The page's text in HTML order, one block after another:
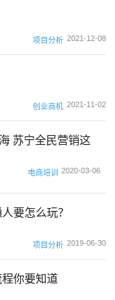
项目分析 2021-12-08
创业商机 2021-11-02
苏宁全民营销这
电商培训 2020-03-06
要怎么玩？
项目分析 2019-06-30
你要知道